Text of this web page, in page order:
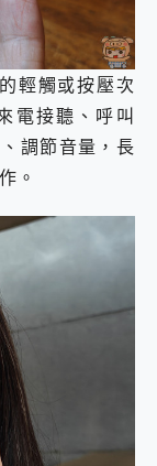
輕觸或按壓次
電接聽、呼叫
調節音量，長
。